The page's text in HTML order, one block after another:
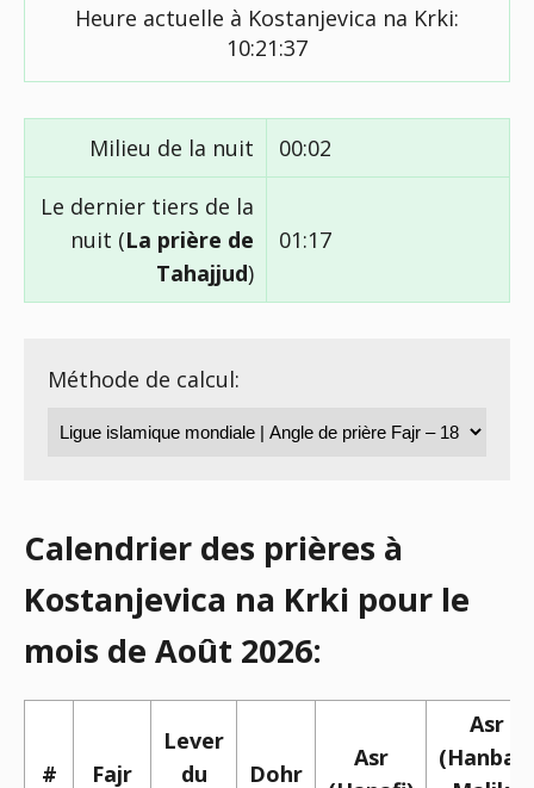
Heure actuelle à Kostanjevica na Krki:
10:21:38
Milieu de la nuit 00:02
Le dernier tiers de la
nuit (La prière de
Tahajjud)
01:17
Méthode de calcul:
Calendrier des prières à
Kostanjevica na Krki pour le
mois de Août 2026:
# Fajr
Lever
du
Dohr
Asr
Asr
(Hanbali,